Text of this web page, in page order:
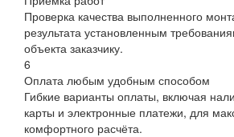
Проверка качества выполненного
результата установленным
объекта заказчику.
6
Оплата любым удобным способом
Гибкие варианты оплаты, включая
карты и электронные платежи, для
комфортного расчёта.